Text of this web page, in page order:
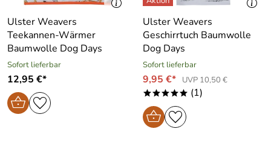
Ulster Weavers
Teekannen-Wärmer
Baumwolle Dog Days
Sofort lieferbar
12,95 €*
Ulster Weavers
Geschirrtuch Baumwolle
Dog Days
Sofort lieferbar
9,95 €* UVP 10,50 €
***** (1)